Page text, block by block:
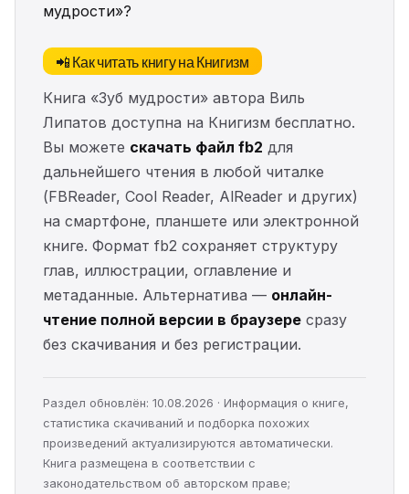
мудрости»?
📲 Как читать книгу на Книгизм
Книга «Зуб мудрости» автора Виль
Липатов доступна на Книгизм бесплатно.
Вы можете скачать файл fb2 для
дальнейшего чтения в любой читалке
(FBReader, Cool Reader, AlReader и других)
на смартфоне, планшете или электронной
книге. Формат fb2 сохраняет структуру
глав, иллюстрации, оглавление и
метаданные. Альтернатива — онлайн-
чтение полной версии в браузере сразу
без скачивания и без регистрации.
Раздел обновлён: 10.08.2026 · Информация о книге,
статистика скачиваний и подборка похожих
произведений актуализируются автоматически.
Книга размещена в соответствии с
законодательством об авторском праве;